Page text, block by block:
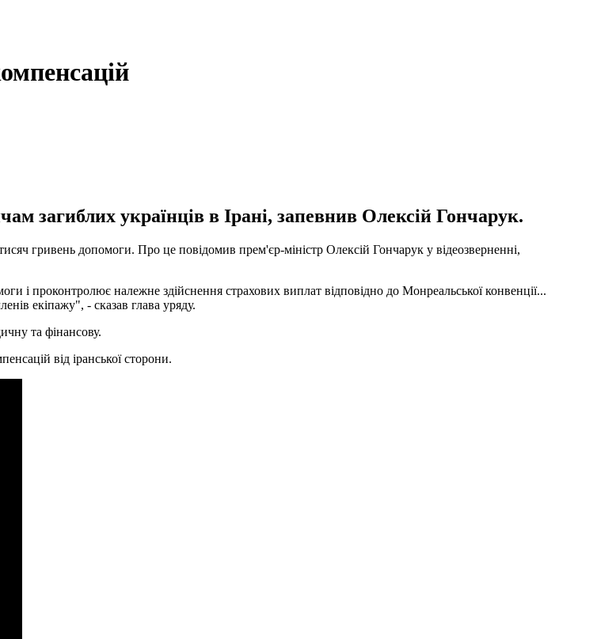
загиблих українців в Ірані, запевнив Олексій Гончарук.
гривень допомоги. Про це повідомив прем'єр-міністр Олексій Гончарук у відеозверненні,
і проконтролює належне здійснення страхових виплат відповідно до Монреальської конвенції...
екіпажу", - сказав глава уряду.
та фінансову.
від іранської сторони.